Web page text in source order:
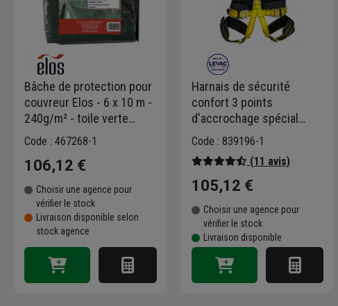
Bâche de protection pour
couvreur Elos - 6 x 10 m -
240g/m² - toile verte
recyclable
Code : 467268-1
106,12 €
Choisir une agence pour
vérifier le stock
Livraison disponible selon
stock agence
Harnais de sécurité
confort 3 points
d'accrochage spécial
travail en suspension
Code : 839196-1
(11 avis)
105,12 €
Choisir une agence pour
vérifier le stock
Livraison disponible